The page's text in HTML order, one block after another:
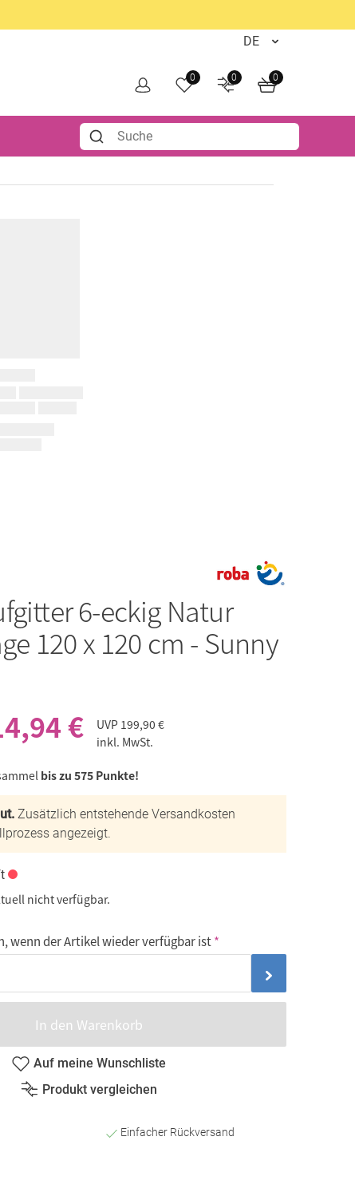
0 0 0
6-eckig Natur
120 x 120 cm - Sunny
€ UVP 199,90 €
inkl. MwSt.
bis zu 575 Punkte!
Zusätzlich entstehende Versandkosten
angezeigt.
nicht verfügbar.
wenn der Artikel wieder verfügbar ist
In den Warenkorb
Auf meine Wunschliste
Produkt vergleichen
Einfacher Rückversand